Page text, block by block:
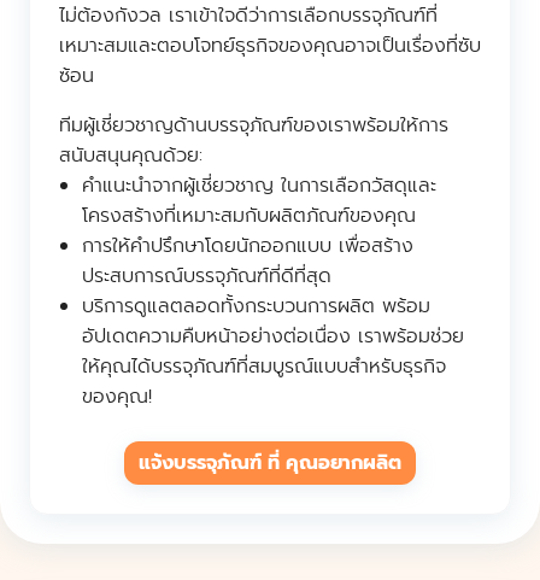
ไม่ต้องกังวล เราเข้าใจดีว่าการเลือกบรรจุภัณฑ์ที่
เหมาะสมและตอบโจทย์ธุรกิจของคุณอาจเป็นเรื่องที่ซับ
ซ้อน
ทีมผู้เชี่ยวชาญด้านบรรจุภัณฑ์ของเราพร้อมให้การ
สนับสนุนคุณด้วย:
คำแนะนำจากผู้เชี่ยวชาญ ในการเลือกวัสดุและ
โครงสร้างที่เหมาะสมกับผลิตภัณฑ์ของคุณ
การให้คำปรึกษาโดยนักออกแบบ เพื่อสร้าง
ประสบการณ์บรรจุภัณฑ์ที่ดีที่สุด
บริการดูแลตลอดทั้งกระบวนการผลิต พร้อม
อัปเดตความคืบหน้าอย่างต่อเนื่อง เราพร้อมช่วย
ให้คุณได้บรรจุภัณฑ์ที่สมบูรณ์แบบสำหรับธุรกิจ
ของคุณ!
แจ้งบรรจุภัณฑ์ ที่ คุณอยากผลิต